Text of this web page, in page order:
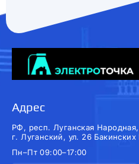
Адрес
РФ, респ. Луганская
г. Луганский, ул. 26
Пн–Пт 09:00–17:00